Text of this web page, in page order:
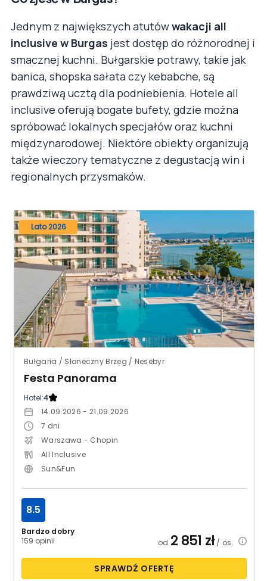
Jednym z największych atutówwakacji all
inclusive w Burgas jest dostęp do różnorodnej i
smacznej kuchni. Bułgarskie potrawy, takie jak
banica, shopska sałata czy kebabche, są
prawdziwą ucztą dla podniebienia. Hotele all
inclusive oferują bogate bufety, gdzie można
spróbować lokalnych specjałów oraz kuchni
międzynarodowej. Niektóre obiekty organizują
także wieczory tematyczne z degustacją win i
regionalnych przysmaków.
Lato 2026
Bułgaria / Słoneczny Brzeg / Nesebyr
Festa Panorama
Hotel:4
14.09.2026 - 21.09.2026
7 dni
Warszawa - Chopin
All Inclusive
Sun&Fun
Bardzo dobry
159 opinii
8.5
od 2 851 zł/ os.
SPRAWDŹ OFERTĘ